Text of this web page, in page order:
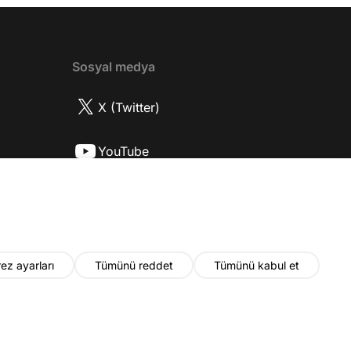
17:52 İlhan Şen, ayakkabı eleştirisinden
Biran Damla Yılmaz nereli, nasıl bir
30:18 Mert Doğan'ın oyunculuk
başladı? 35:47 Aziz Yıldırım
olduğu için mühendisliği seçtiği doğru
yıl neler olacak? 48:19 Gelecekte başka
Sosyal medya
X (Twitter)
YouTube
ayarları Tümünü reddet Tümünü kabul et